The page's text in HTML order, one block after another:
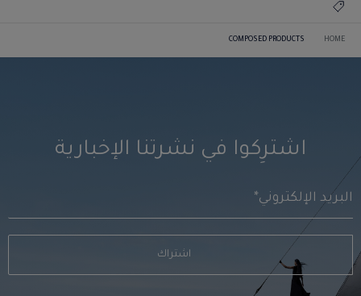
HOME
COMPOSED PRODUCTS
اشترِكوا في نشرتنا الإخبارية
اشتراك